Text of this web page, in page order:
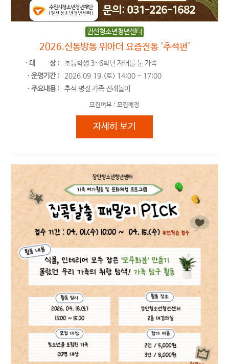
권선청소년청년센터
2026.신통방통 위아더 요즘전통 '추석편'
ㆍ대 상 :
초등학생 3~6학년 자녀를 둔 가족
ㆍ운영기간 :
2026.09.19.(토) 14:00 ~ 17:00
ㆍ주요내용 :
추석 명절 가족 전래놀이
모집여부 : 모집예정
2026.신통방통 위아더 요즘전통 '추
자세히 보기